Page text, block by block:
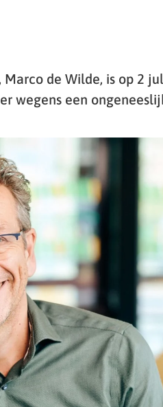
de Wilde, is op 2
wegens een